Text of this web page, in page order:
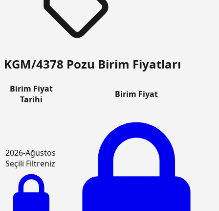
KGM/4378 Pozu Birim Fiyatları
Birim Fiyat
Tarihi
Birim Fiyat
2026-Ağustos
Seçili Filtreniz